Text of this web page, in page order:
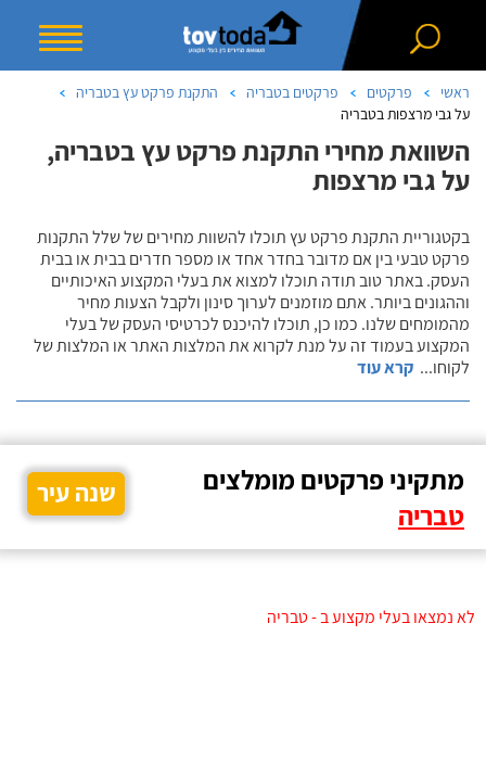
ראשי פרקטים פרקטים בטבריה
התקנת פרקט עץ בטבריה
על גבי מרצפות בטבריה
השוואת מחירי התקנת פרקט עץ בטבריה,
על גבי מרצפות
בקטגוריית התקנת פרקט עץ תוכלו להשוות מחירים של שלל התקנות
פרקט טבעי בין אם מדובר בחדר אחד או מספר חדרים בבית או בבית
העסק. באתר טוב תודה תוכלו למצוא את בעלי המקצוע האיכותיים
וההגונים ביותר. אתם מוזמנים לערוך סינון ולקבל הצעות מחיר
מהמומחים שלנו. כמו כן, תוכלו להיכנס לכרטיסי העסק של בעלי
המקצוע בעמוד זה על מנת לקרוא את המלצות האתר או המלצות של
לקוחו... קרא עוד
מתקיני פרקטים מומלצים
טבריה
שנה עיר
לא נמצאו בעלי מקצוע ב - טבריה